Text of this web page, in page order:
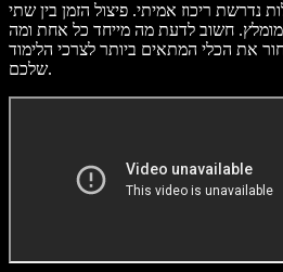
נדרשת ריכוז אמיתי. פיצול הזמן בין שתי
חשוב לדעת מה מייחד כל אחת ומה
את הכלי המתאים ביותר לצרכי הלימוד
שלכם.